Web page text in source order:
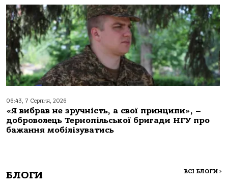
06:43, 7 Серпня, 2026
«Я вибрав не зручність, а свої принципи», –
доброволець Тернопільської бригади НГУ про
бажання мобілізуватись
БЛОГИ ВСІ БЛОГИ >